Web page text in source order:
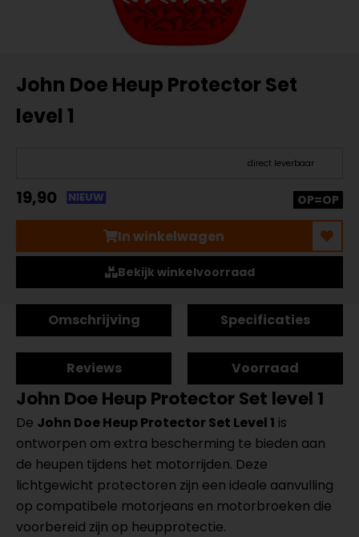
John Doe Heup Protector Set
level 1
direct leverbaar
19,90 NIEUW OP=OP
In winkelwagen
Bekijk winkelvoorraad
Omschrijving Specificaties
Reviews Voorraad
John Doe Heup Protector Set level 1
De John Doe Heup Protector Set Level 1 is
ontworpen om extra bescherming te bieden aan
de heupen tijdens het motorrijden. Deze
lichtgewicht protectoren zijn een ideale aanvulling
op compatibele motorjeans en motorbroeken die
voorbereid zijn op heupprotectie.